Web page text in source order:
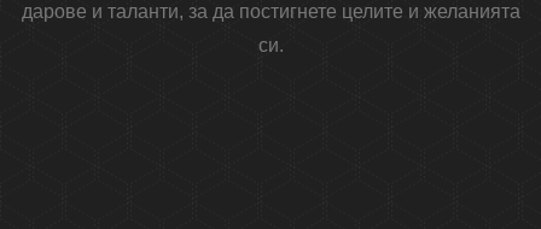
дарове и таланти, за да постигнете целите и желанията
си.